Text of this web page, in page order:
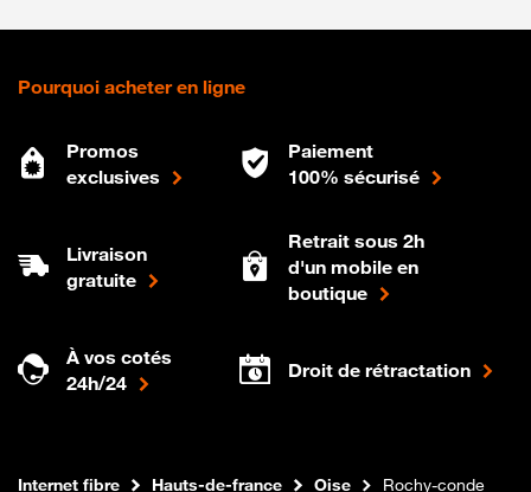
Pourquoi acheter en ligne
Promos
exclusives
Paiement
100% sécurisé
Livraison
gratuite
Retrait sous 2h
d'un mobile en
boutique
À vos cotés
24h/24
Droit de rétractation
Boutique Orange
Internet fibre Hauts-de-france Oise Rochy-conde